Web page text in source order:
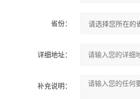
省份：
详细地址：
补充说明：